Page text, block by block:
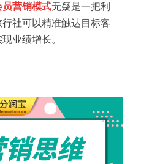
员营销模式无疑是一把利
社可以精准触达目标客
业绩增长。